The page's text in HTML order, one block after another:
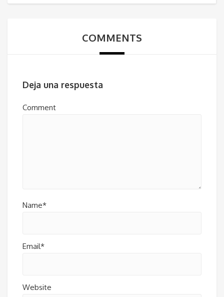
COMMENTS
Deja una respuesta
Comment
Name*
Email*
Website